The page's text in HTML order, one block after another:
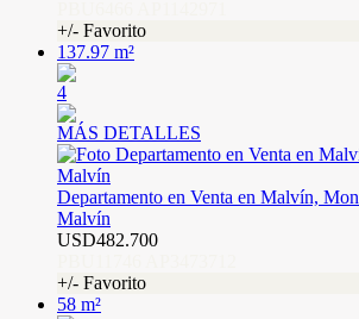
+/- Favorito
137.97 m²
4
MÁS DETALLES
Departamento en Venta en Malvín,
Malvín
USD482.700
+/- Favorito
58 m²